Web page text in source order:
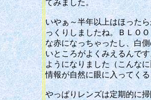
てみました。
いやぁ～半年以上はほった
っくりしましたね。ＢＬＯ
な赤になっちゃったし、白
いところがよくみえるんで
ようになりました（こんな
情報が自然に眼に入ってく
やっぱりレンズは定期的に